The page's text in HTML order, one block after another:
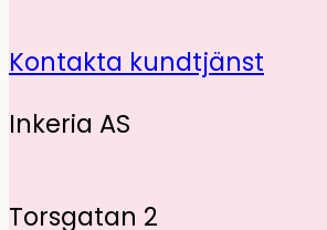
Kontakta kundtjänst
Inkeria AS
Torsgatan 2